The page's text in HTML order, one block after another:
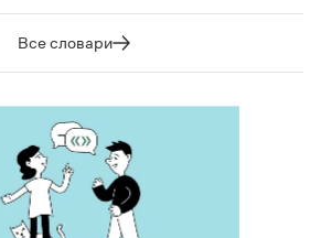
Все словари